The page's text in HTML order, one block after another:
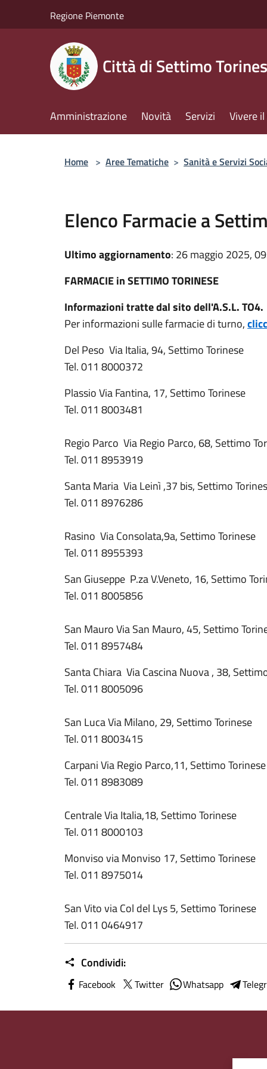
Regione Piemonte
Città di Settimo
Amministrazione Novità Servizi Vivere
Home > Aree Tematiche > Sanità e Servizi
Elenco Farmacie a
Ultimo aggiornamento: 26 maggio 2025,
FARMACIE in SETTIMO TORINESE
Informazioni tratte dal sito dell'A.S.L. TO4.
Per informazioni sulle farmacie di turno,
Del Peso Via Italia, 94, Settimo Torinese
Tel. 011 8000372
Plassio Via Fantina, 17, Settimo Torinese
Tel. 011 8003481
Regio Parco Via Regio Parco, 68, Settimo
Tel. 011 8953919
Santa Maria Via Leinì ,37 bis, Settimo
Tel. 011 8976286
Rasino Via Consolata,9a, Settimo Torinese
Tel. 011 8955393
San Giuseppe P.za V.Veneto, 16, Settimo
Tel. 011 8005856
San Mauro Via San Mauro, 45, Settimo
Tel. 011 8957484
Santa Chiara Via Cascina Nuova , 38,
Tel. 011 8005096
San Luca Via Milano, 29, Settimo Torinese
Tel. 011 8003415
Carpani Via Regio Parco,11, Settimo Torinese
Tel. 011 8983089
Centrale Via Italia,18, Settimo Torinese
Tel. 011 8000103
Monviso via Monviso 17, Settimo Torinese
Tel. 011 8975014
San Vito via Col del Lys 5, Settimo
Tel. 011 0464917
Condividi:
Facebook Twitter Whatsapp